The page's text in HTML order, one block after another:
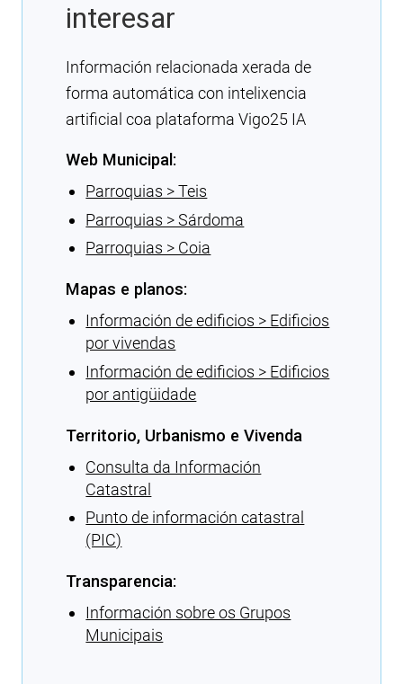
interesar
Información relacionada xerada de
forma automática con intelixencia
artificial coa plataforma Vigo25 IA
Web Municipal:
Parroquias > Teis
Parroquias > Sárdoma
Parroquias > Coia
Mapas e planos:
Información de edificios > Edificios
por vivendas
Información de edificios > Edificios
por antigüidade
Territorio, Urbanismo e Vivenda
Consulta da Información
Catastral
Punto de información catastral
(PIC)
Transparencia:
Información sobre os Grupos
Municipais